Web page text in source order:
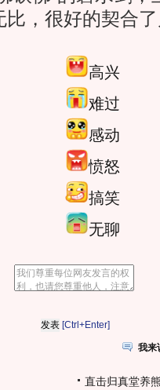
，很好的契合
高兴
难过
感动
愤怒
搞笑
无聊
[Ctrl+Enter]
我来
直击归真堂养